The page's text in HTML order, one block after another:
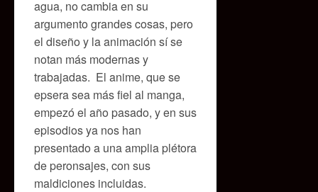
agua, no cambia en su
argumento grandes cosas, pero
el diseño y la animación sí se
notan más modernas y
trabajadas. El anime, que se
epsera sea más fiel al manga,
empezó el año pasado, y en sus
episodios ya nos han
presentado a una amplia plétora
de peronsajes, con sus
maldiciones incluidas.